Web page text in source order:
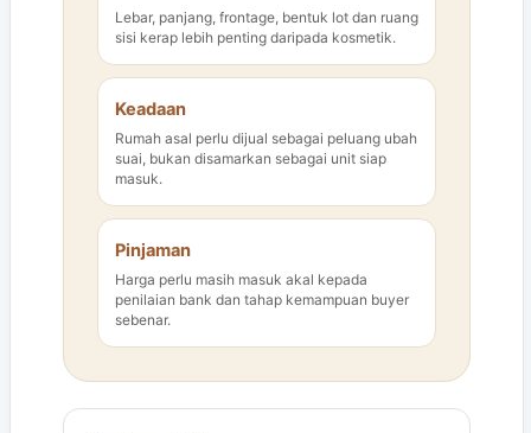
Lebar, panjang, frontage, bentuk lot dan ruang
sisi kerap lebih penting daripada kosmetik.
Keadaan
Rumah asal perlu dijual sebagai peluang ubah
suai, bukan disamarkan sebagai unit siap
masuk.
Pinjaman
Harga perlu masih masuk akal kepada
penilaian bank dan tahap kemampuan buyer
sebenar.